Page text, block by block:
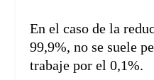
En el caso de la
99,9%, no se suele
trabaje por el 0,1%.